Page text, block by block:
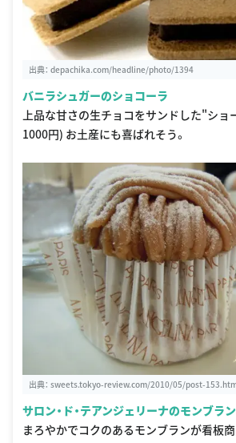
出典： depachika.com/headline/photo/1394
バニラシュガーのショコーラ
上品な甘さの生チョコをサンドした"ショ
1000円) お土産にも喜ばれそう。
出典： sweets.tokyo-review.com/2010/05/post-
サロン・ド・テアンジェリーナのモンブラン
まろやかでコクのあるモンブランが看板